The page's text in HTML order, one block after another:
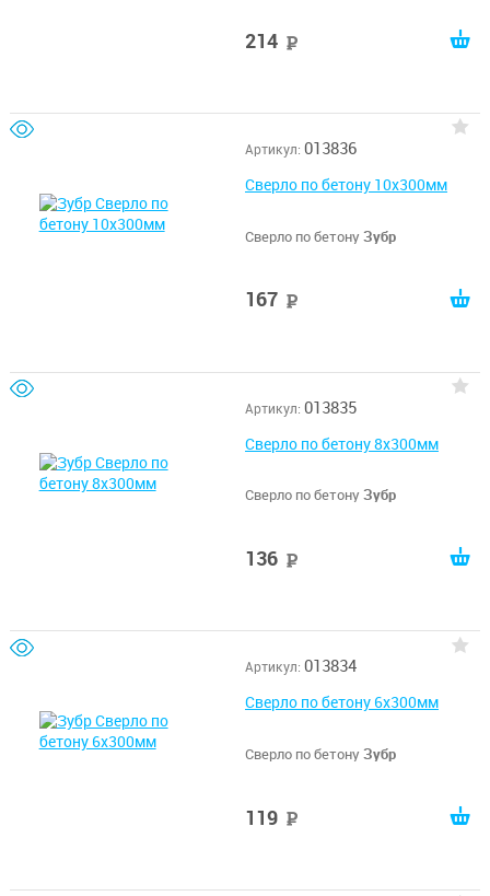
214
Артикул: 013836
Сверло по бетону 10x300мм
Сверло по бетону Зубр
167
Артикул: 013835
Сверло по бетону 8x300мм
Сверло по бетону Зубр
136
Артикул: 013834
Сверло по бетону 6x300мм
Сверло по бетону Зубр
119